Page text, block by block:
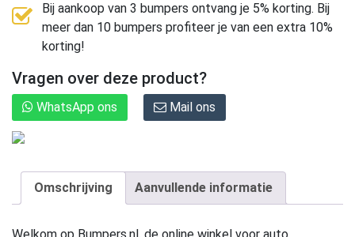
Bij aankoop van 3 bumpers ontvang je 5% korting. Bij
meer dan 10 bumpers profiteer je van een extra 10%
korting!
Vragen over deze product?
WhatsApp ons Mail ons
Omschrijving Aanvullende informatie